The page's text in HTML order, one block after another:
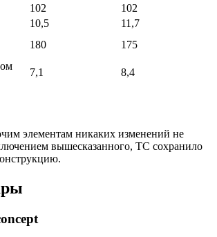
102
102
10,5
11,7
180
175
7,1 8,4
элементам никаких изменений не
вышесказанного, ТС сохранило